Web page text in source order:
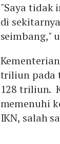
"Saya tidak
di
seimbang,"
triliun pada
128 triliun.
memenuhi
IKN, salah